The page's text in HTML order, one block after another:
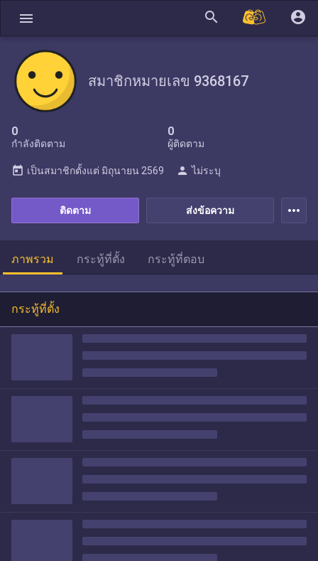
menu search account_circle
สมาชิกหมายเลข 9368167
0
กำลังติดตาม
0
ผู้ติดตาม
ส่งข้อความ
ติดตาม
today เป็นสมาชิกตั้งแต่ มิถุนายน 2569 person ไม่ระบุ
more_horiz
ภาพรวม กระทู้ที่ตั้ง กระทู้ที่ตอบ
กระทู้ที่ตั้ง